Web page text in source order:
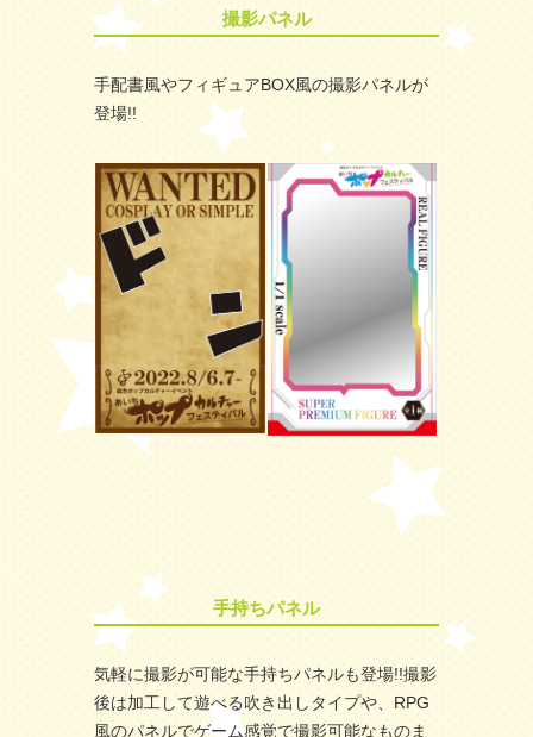
撮影パネル
手配書風やフィギュアBOX風の撮影パネルが
登場!!
手持ちパネル
気軽に撮影が可能な手持ちパネルも登場!!撮影
後は加工して遊べる吹き出しタイプや、RPG
風のパネルでゲーム感覚で撮影可能なものま